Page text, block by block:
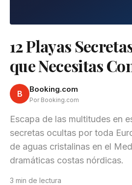
12 Playas
que Necesitas
B Booking.com
Por Booking.com
Escapa de las multitudes en
secretas ocultas por toda
de aguas cristalinas en el
dramáticas costas nórdicas.
3 min de lectura